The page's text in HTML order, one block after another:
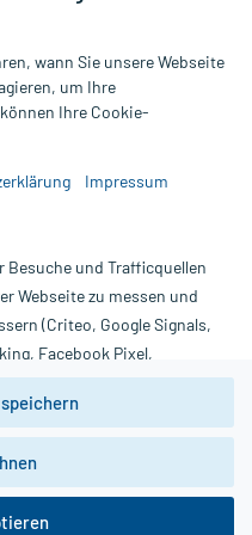
Versandkosten
ausschließlich für
einen Arzt. Bitte
| Diese Webseite benutzt
die wichtigen Hinweise in
Widerruf einer Bestellung
Bewertungen
wann Sie unsere Webseite
um Ihre
Ihre Cookie-
Impressum
Besuche und Trafficquellen
Webseite zu messen und
(Criteo, Google Signals,
Facebook Pixel,
gem. EU-
in Drittstaaten bzw.
kann nicht geprüft und